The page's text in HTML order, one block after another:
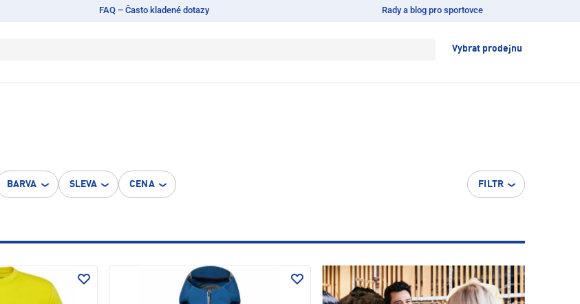
FAQ – Často kladené dotazy Rady a blog pro sportovce
Vybrat prodejnu
BARVA SLEVA CENA FILTR